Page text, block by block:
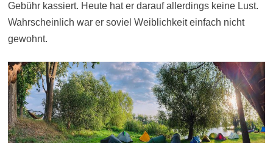
Gebühr kassiert. Heute hat er darauf allerdings keine Lust.
Wahrscheinlich war er soviel Weiblichkeit einfach nicht
gewohnt.